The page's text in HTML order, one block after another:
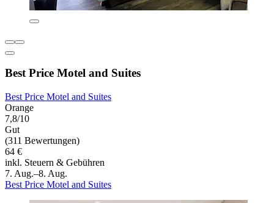
Best Price Motel and Suites
Best Price Motel and Suites
Orange
7,8/10
Gut
(311 Bewertungen)
64 €
inkl. Steuern & Gebühren
7. Aug.–8. Aug.
Best Price Motel and Suites